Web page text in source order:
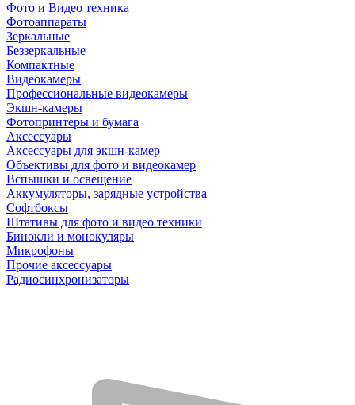
Фото и Видео техника
Фотоаппараты
Зеркальные
Беззеркальные
Компактные
Видеокамеры
Профессиональные видеокамеры
Экшн-камеры
Фотопринтеры и бумага
Аксессуары
Аксессуары для экшн-камер
Объективы для фото и видеокамер
Вспышки и освещение
Аккумуляторы, зарядные устройства
Софтбоксы
Штативы для фото и видео техники
Бинокли и монокуляры
Микрофоны
Прочие аксессуары
Радиосинхронизаторы